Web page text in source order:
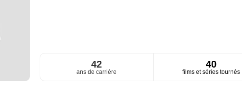
42
ans de carrière
40
films et séries tournés